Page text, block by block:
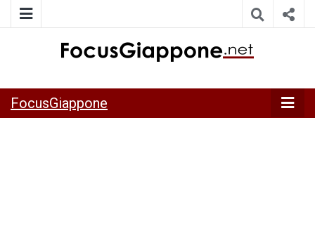
della Japan Italy Economic Federation
FocusGiappone